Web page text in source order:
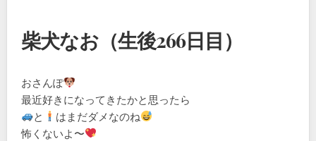
柴犬なお（生後266日目）
おさんぽ
最近好きになってきたかと思ったら
と
はまだダメなのね
怖くないよ〜